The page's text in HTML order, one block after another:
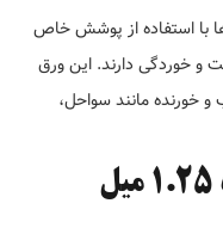
با استفاده از پوشش خاص
و خوردگی دارند. این ورق
خورنده مانند سواحل،
کاربردهای ورق گالوانیزه 1.25 میل